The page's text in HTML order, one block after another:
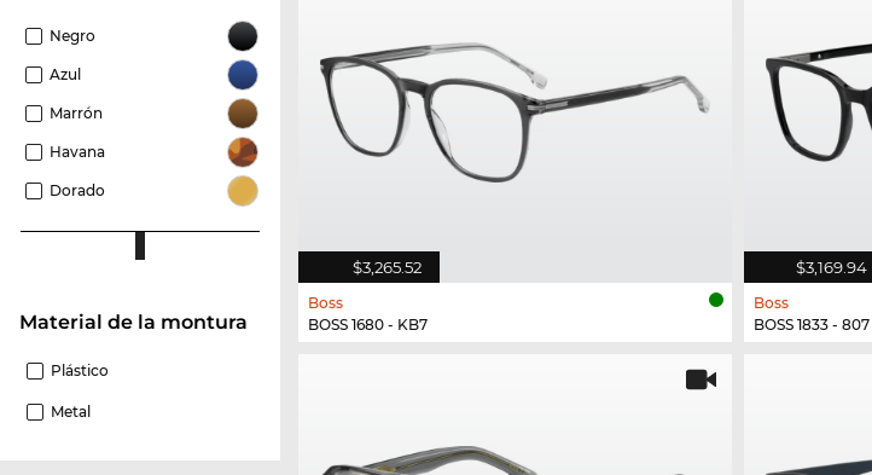
Negro
Azul
Marrón
Havana
Dorado
Material de la montura
Plástico
Metal
$3,265.52
Boss
BOSS 1680 - KB7
$3,169.94
Boss
BOSS 1833 - 807